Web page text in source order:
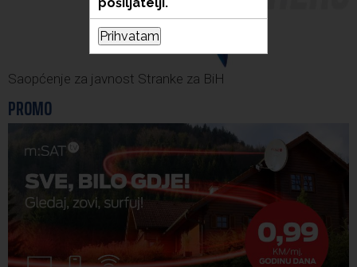
Saopćenje za javnost Stranke za BiH
Prihvatam
PROMO